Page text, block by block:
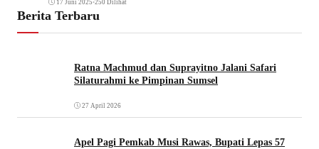
17 Juni 2025 •250 Dilihat
Berita Terbaru
Ratna Machmud dan Suprayitno Jalani Safari
Silaturahmi ke Pimpinan Sumsel
27 April 2026
Apel Pagi Pemkab Musi Rawas, Bupati Lepas 57